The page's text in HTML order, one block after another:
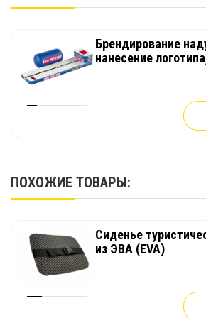
Брендирование
нанесение
ПОХОЖИЕ ТОВАРЫ:
Сиденье
из ЭВА (EVA)